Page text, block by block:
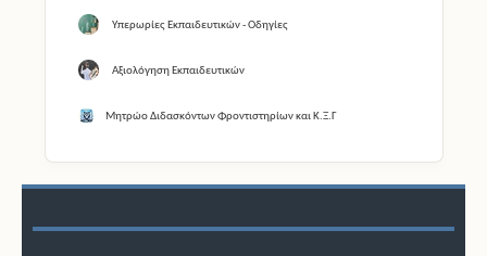
Υπερωρίες Εκπαιδευτικών - Οδηγίες
Αξιολόγηση Εκπαιδευτικών
Μητρώο Διδασκόντων Φροντιστηρίων και Κ.Ξ.Γ